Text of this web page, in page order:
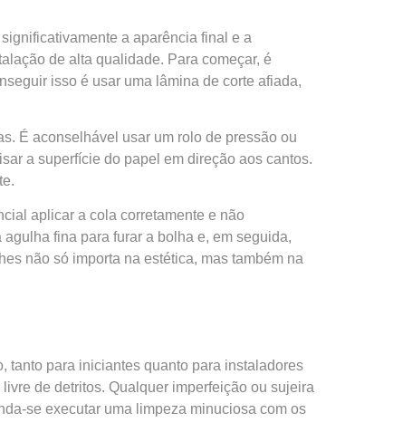
a aparência final e a
de alta qualidade. Para começar, é
isso é usar uma lâmina de corte afiada,
É aconselhável usar um rolo de pressão ou
a superfície do papel em direção aos cantos.
aplicar a cola corretamente e não
fina para furar a bolha e, em seguida,
não só importa na estética, mas também na
tanto para iniciantes quanto para instaladores
de detritos. Qualquer imperfeição ou sujeira
se executar uma limpeza minuciosa com os